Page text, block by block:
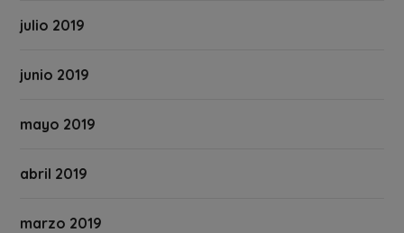
julio 2019
junio 2019
mayo 2019
abril 2019
marzo 2019